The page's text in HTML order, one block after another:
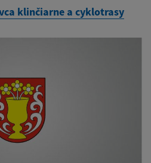
klinčiarne a cyklotrasy